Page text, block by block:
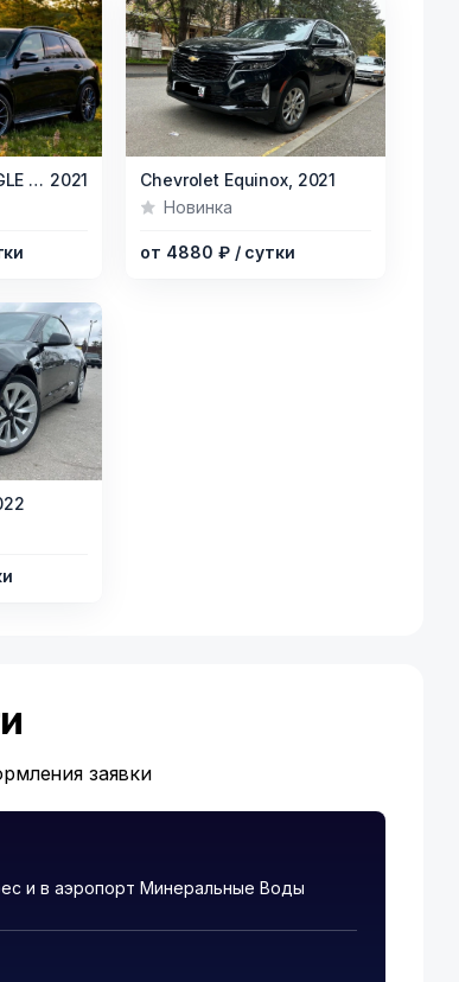
Mercedes-Benz GLE AMG, 2021
Item
Chevrolet Equinox, 2021
Новинка
от 4880 ₽ / сутки
заявки
и в аэропорт Минеральные Воды